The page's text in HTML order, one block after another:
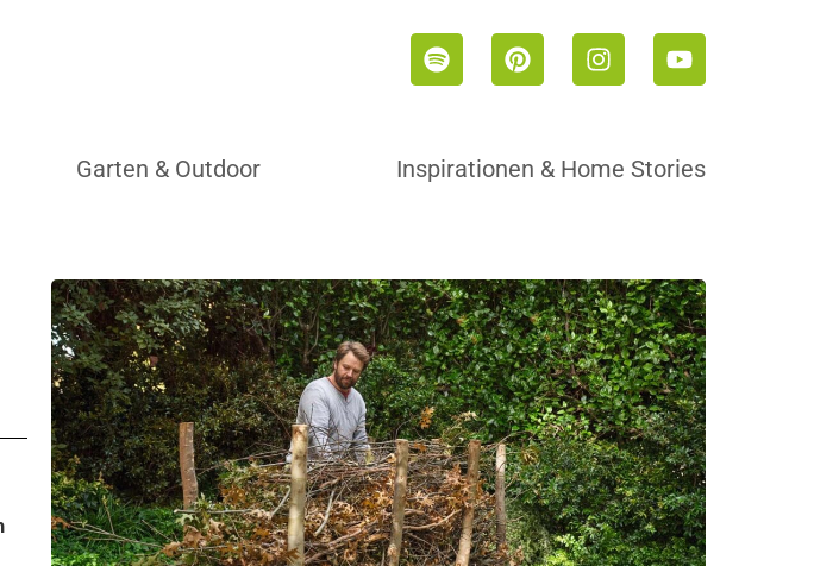
Garten & Outdoor Inspirationen & Home Stories